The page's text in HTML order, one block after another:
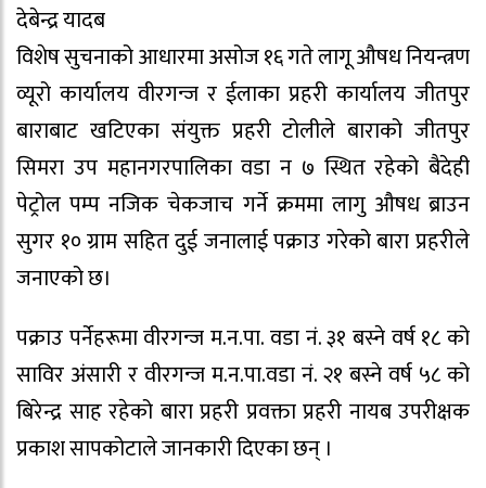
देबेन्द्र यादब
विशेष सुचनाको आधारमा असोज १६ गते लागू औषध नियन्त्रण
व्यूरो कार्यालय वीरगन्ज र ईलाका प्रहरी कार्यालय जीतपुर
बाराबाट खटिएका संयुक्त प्रहरी टोलीले बाराको जीतपुर
सिमरा उप महानगरपालिका वडा न ७ स्थित रहेको बैदेही
पेट्रोल पम्प नजिक चेकजाच गर्ने क्रममा लागु औषध ब्राउन
सुगर १० ग्राम सहित दुई जनालाई पक्राउ गरेको बारा प्रहरीले
जनाएको छ।
पक्राउ पर्नेहरूमा वीरगन्ज म.न.पा. वडा नं. ३१ बस्ने वर्ष १८ को
साविर अंसारी र वीरगन्ज म.न.पा.वडा नं. २१ बस्ने वर्ष ५८ को
बिरेन्द्र साह रहेको बारा प्रहरी प्रवक्ता प्रहरी नायब उपरीक्षक
प्रकाश सापकोटाले जानकारी दिएका छन् ।